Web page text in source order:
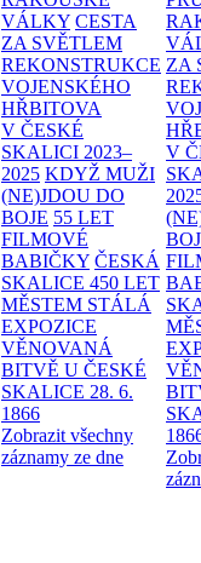
VÁLKY CESTA
ZA SVĚTLEM
REKONSTRUKCE
VOJENSKÉHO
HŘBITOVA
V ČESKÉ
SKALICI 2023–
2025 KDYŽ MUŽI
(NE)JDOU DO
BOJE 55 LET
FILMOVÉ
BABIČKY ČESKÁ
SKALICE 450 LET
MĚSTEM STÁLÁ
EXPOZICE
VĚNOVANÁ
BITVĚ U ČESKÉ
SKALICE 28. 6.
1866
Zobrazit všechny
záznamy ze dne
ZA
V